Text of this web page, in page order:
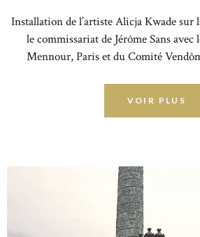
Installation de l’artiste Alicja Kwade sur
le commissariat de Jérôme Sans
Mennour, Paris et du Comité
VOIR PLUS